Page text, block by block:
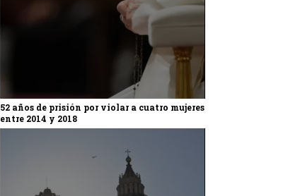
52 años de prisión por violar a cuatro mujeres
entre 2014 y 2018